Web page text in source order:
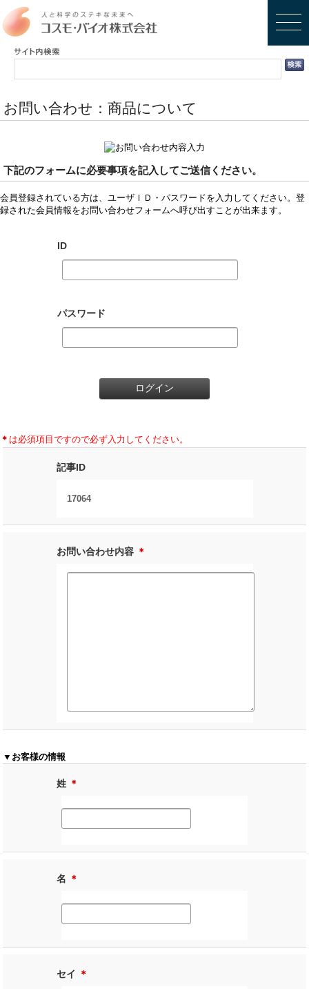
お問い合わせ：商品について
下記のフォームに必要事項を記入してご送信ください。
会員登録されている方は、ユーザＩＤ・パスワードを入力してください。登
録された会員情報をお問い合わせフォームへ呼び出すことが出来ます。
ID
パスワード
＊ は必須項目ですので必ず入力してください。
記事ID
17064
お問い合わせ内容 ＊
▼お客様の情報
姓 ＊
名 ＊
セイ ＊